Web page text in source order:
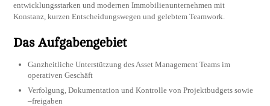
entwicklungsstarken und modernen Immobilienunternehmen mit
Konstanz, kurzen Entscheidungswegen und gelebtem Teamwork.
Das Aufgabengebiet
Ganzheitliche Unterstützung des Asset Management Teams im
operativen Geschäft
Verfolgung, Dokumentation und Kontrolle von Projektbudgets sowie
–freigaben